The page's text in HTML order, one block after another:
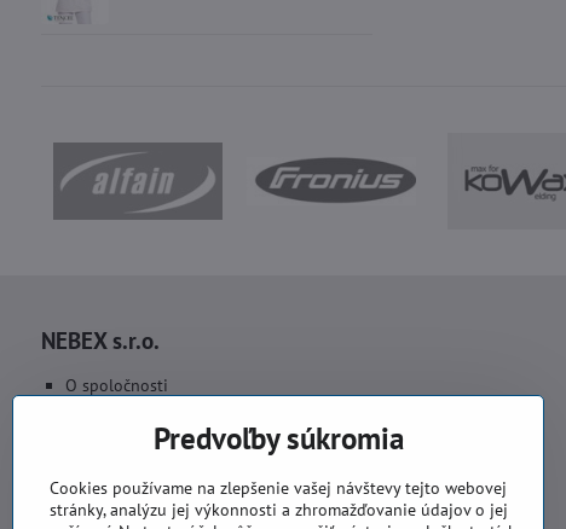
NEBEX s.r.o.
O spoločnosti
Fakturačné údajePredvoľby súkromia
Cookies používame na zlepšenie vašej návštevy tejto webovej
stránky, analýzu jej výkonnosti a zhromažďovanie údajov o jej